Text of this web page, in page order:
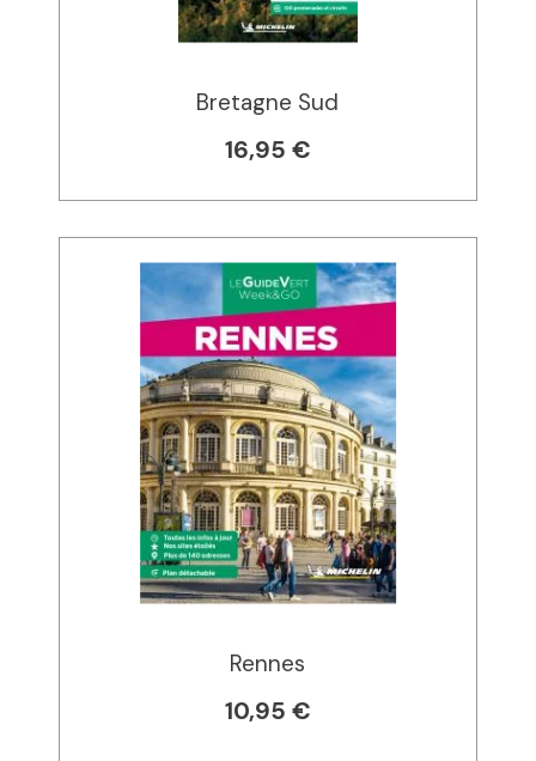
Bretagne Sud
16,95 €
Rennes
10,95 €